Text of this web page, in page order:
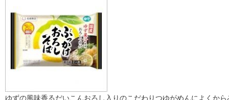
ゆずの風味香るだいこんおろし入りのこだわりつゆがめんによくから